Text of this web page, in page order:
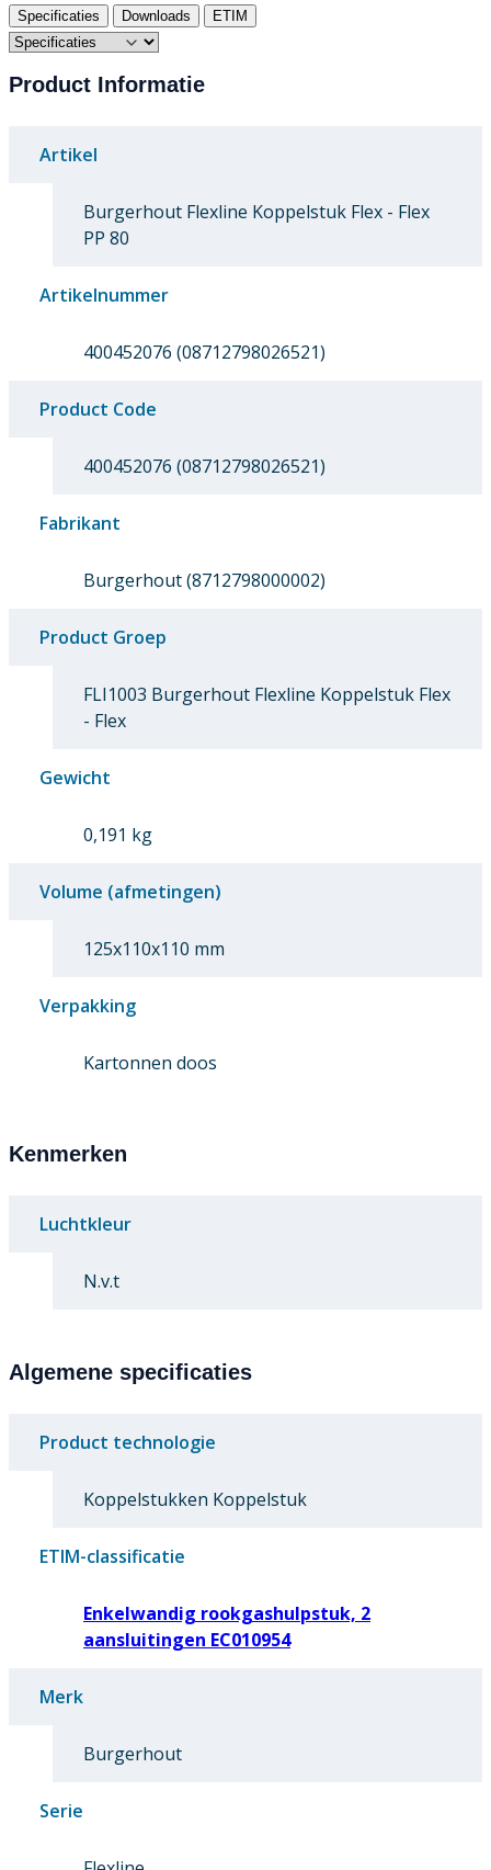
Specificaties Downloads ETIM
Product Informatie
Artikel
Burgerhout Flexline Koppelstuk Flex - Flex
PP 80
Artikelnummer
400452076 (08712798026521)
Product Code
400452076 (08712798026521)
Fabrikant
Burgerhout (8712798000002)
Product Groep
FLI1003 Burgerhout Flexline Koppelstuk Flex
- Flex
Gewicht
0,191 kg
Volume (afmetingen)
125x110x110 mm
Verpakking
Kartonnen doos
Kenmerken
Luchtkleur
N.v.t
Algemene specificaties
Product technologie
Koppelstukken Koppelstuk
ETIM-classificatie
Enkelwandig rookgashulpstuk, 2
aansluitingen EC010954
Merk
Burgerhout
Serie